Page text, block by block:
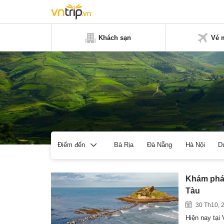
Khách sạn Vé
Điểm đến Bà Rịa Đà Nẵng Hà Nội
Khám
Tàu
30 Th10,
Hiện nay tại